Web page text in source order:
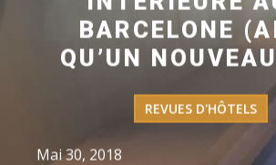
BARCELONE
QU’UN
REVUES D'HÔTELS
Mai 30, 2018